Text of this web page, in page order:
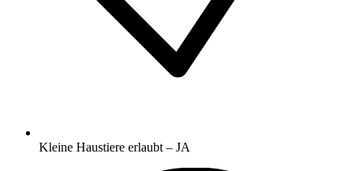
Kleine Haustiere erlaubt – JA